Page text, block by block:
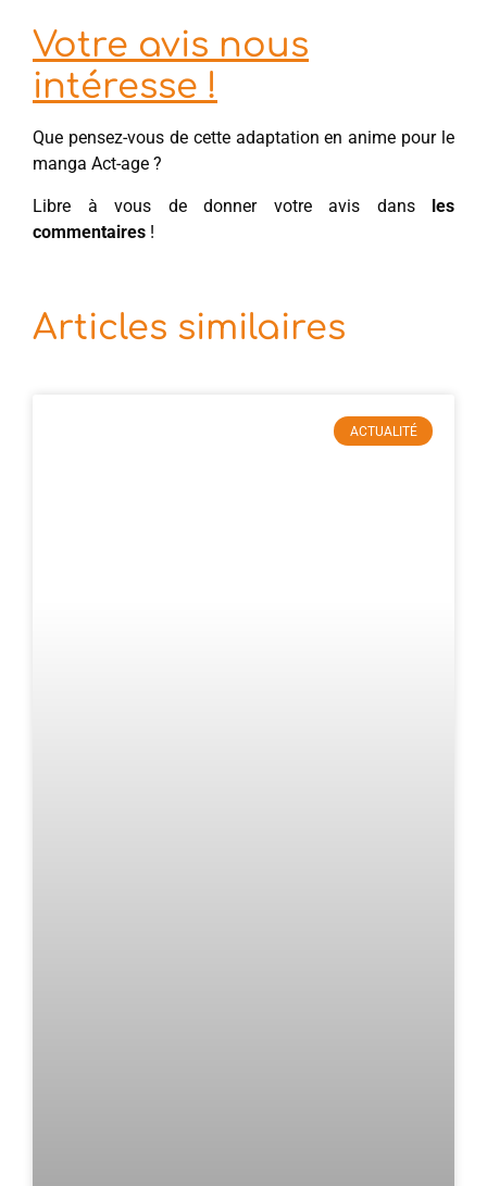
Votre avis nous
intéresse !
Que pensez-vous de cette adaptation en anime pour le
manga Act-age ?
Libre à vous de donner votre avis dans
les
commentaires !
Articles similaires
ACTUALITÉ